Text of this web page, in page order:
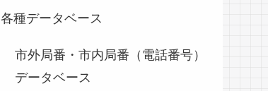
各種データベース
市外局番・市内局番（電話番号）
データベース